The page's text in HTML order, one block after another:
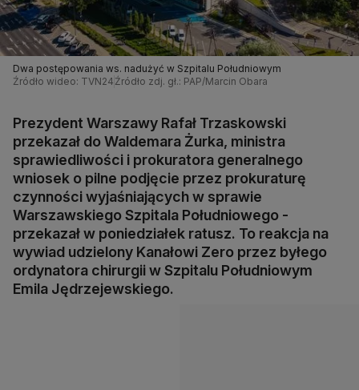
Dwa postępowania ws. nadużyć w Szpitalu Południowym
Źródło wideo: TVN24 Źródło zdj. gł.: PAP/Marcin Obara
Prezydent Warszawy Rafał Trzaskowski
przekazał do Waldemara Żurka, ministra
sprawiedliwości i prokuratora generalnego
wniosek o pilne podjęcie przez prokuraturę
czynności wyjaśniających w sprawie
Warszawskiego Szpitala Południowego -
przekazał w poniedziałek ratusz. To reakcja na
wywiad udzielony Kanałowi Zero przez byłego
ordynatora chirurgii w Szpitalu Południowym
Emila Jędrzejewskiego.